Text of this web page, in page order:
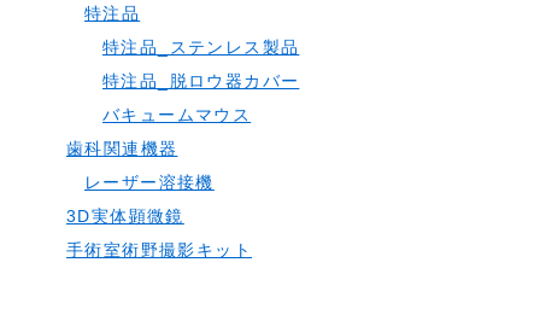
特注品
特注品_ステンレス製品
特注品_脱ロウ器カバー
バキュームマウス
歯科関連機器
レーザー溶接機
3D実体顕微鏡
手術室術野撮影キット